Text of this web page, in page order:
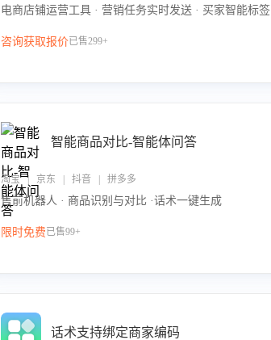
电商店铺运营工具 · 营销任务实时发送 · 买家智能标签
咨询获取报价已售299+
智能商品对比-智能体问答
淘宝 | 京东 | 抖音 | 拼多多
售前机器人 · 商品识别与对比 ·话术一键生成
限时免费已售99+
话术支持绑定商家编码